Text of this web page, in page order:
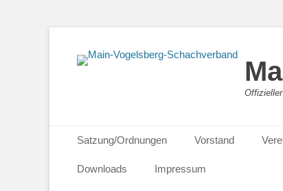
Primäres Menü
Inhalt
springen
Satzung/Ordnungen Vorstand
Downloads
Impressum